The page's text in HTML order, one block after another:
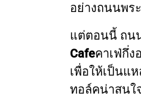
อย่างถนนพร
แต่ตอนนี้ ถน
Cafeคาเฟ่กึ่ง
เพื่อให้เป็นแ
ทอล์คน่าสนใ